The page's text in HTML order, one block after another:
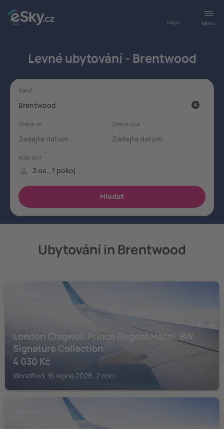
Menu
Log in
Levné ubytování - Brentwood
Ubytování in Brentwood
London Chigwell Prince Regent Hotel, BW
Signature Collection
4 030 Kč
Woodford, 16 srpna 2026, 2 noci